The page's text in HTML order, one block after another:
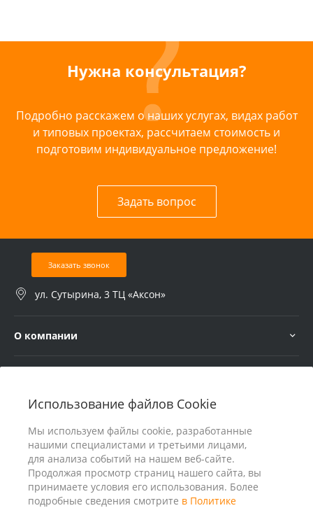
Использование файлов Cookie
Мы используем файлы cookie, разработанные
нашими специалистами и третьими лицами,
для анализа событий на нашем веб-сайте.
Продолжая просмотр страниц нашего сайта, вы
принимаете условия его использования. Более
подробные сведения смотрите в Политике
Нужна консультация?
Подробно расскажем о наших услугах, видах работ
и типовых проектах, рассчитаем стоимость и
подготовим индивидуальное предложение!
Задать вопрос
Заказать звонок
ул. Сутырина, 3 ТЦ «Аксон»
О компании